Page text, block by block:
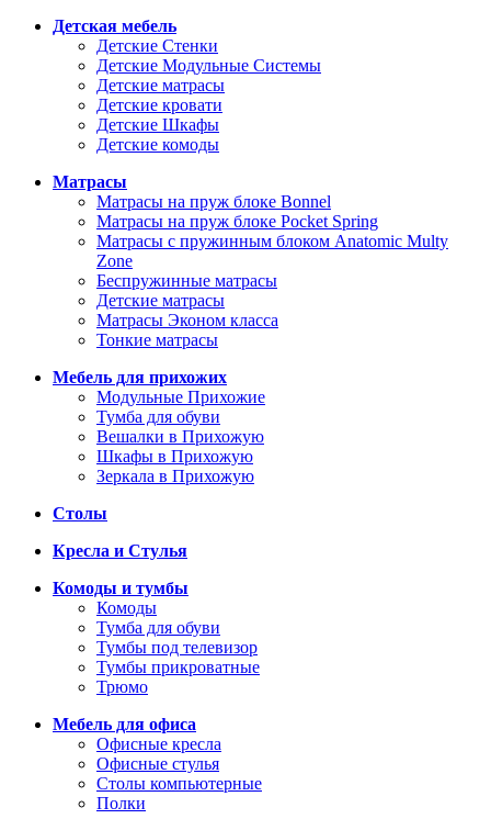
Детская мебель
Детские Стенки
Детские Модульные Системы
Детские матрасы
Детские кровати
Детские Шкафы
Детские комоды
Матрасы
Матрасы на пруж блоке Bonnel
Матрасы на пруж блоке Pocket Spring
Матрасы с пружинным блоком Anatomic Multy
Zone
Беспружинные матрасы
Детские матрасы
Матрасы Эконом класса
Тонкие матрасы
Мебель для прихожих
Модульные Прихожие
Тумба для обуви
Вешалки в Прихожую
Шкафы в Прихожую
Зеркала в Прихожую
Столы
Кресла и Стулья
Комоды и тумбы
Комоды
Тумба для обуви
Тумбы под телевизор
Тумбы прикроватные
Трюмо
Мебель для офиса
Офисные кресла
Офисные стулья
Столы компьютерные
Полки